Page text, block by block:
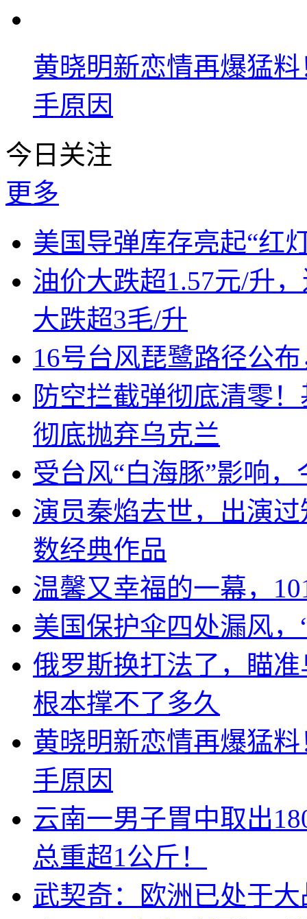
黄晓明新恋情再爆猛
手原因
今日关注
更多
美国导弹库存亮起“红
油价大跌超1.57元/升
大跌超3毛/升
16号台风琵鹭路径公
防空拦截弹彻底清零
彻底抛弃乌克兰
受台风“白海豚”影响
演员秦焰去世，出演
数经典作品
温馨又幸福的一幕，
美国保护伞四处漏风
俄罗斯换打法了，瞄
根本撑不了多久
黄晓明新恋情再爆猛
手原因
云南一男子胃中取出
总重超1公斤！
武契奇：欧洲已处于